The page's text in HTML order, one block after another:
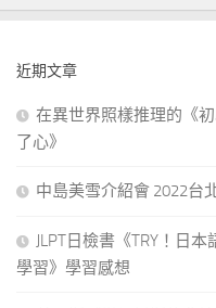
近期文章
在異世界照樣推理的《
了心》
中島美雪介紹會 2022台
JLPT日檢書《TRY！日
學習》學習感想